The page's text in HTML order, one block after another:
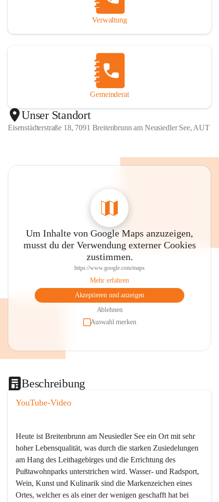
Verwaltung
Gemeinderat
Unser Standort
Eisenstädterstraße 18, 7091 Breitenbrunn am Neusiedler See, AUT
Um Inhalte von Google Maps anzuzeigen,
musst du der Verwendung externer Cookies
zustimmen.
https://www.google.com/maps
Mehr erfahren
Akzeptieren und anzeigen
Ablehnen
Auswahl merken
Beschreibung
YouTube-Video
Heute ist Breitenbrunn am Neusiedler See ein Ort mit sehr
hoher Lebensqualität, was durch die starken Zusiedelungen
am Hang des Leithagebirges und die Errichtung des
Pußtawohnparks unterstrichen wird. Wasser- und Radsport,
Wein, Kunst und Kulinarik sind die Markenzeichen eines
Ortes, welcher es als einer der wenigen geschafft hat bei